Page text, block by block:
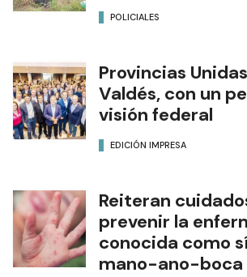
POLICIALES
Provincias
Valdés, con un
visión federal
EDICIÓN IMPRESA
Reiteran
prevenir la
conocida como
mano-ano-boca